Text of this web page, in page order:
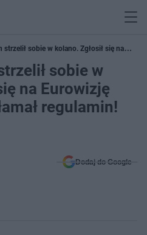
strzelił sobie w kolano. Zgłosił się na
sobie w
na Eurowizję
regulamin!
Dodaj do Google